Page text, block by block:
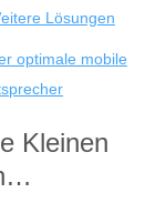
Lösungen
optimale mobile
Kleinen